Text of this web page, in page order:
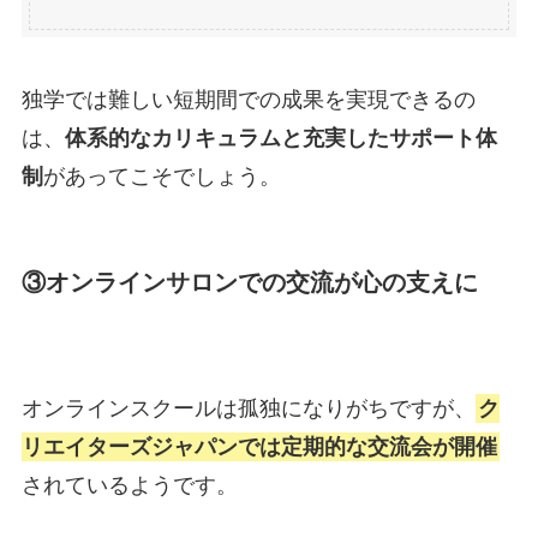
独学では難しい短期間での成果を実現できるの
は、 体系的なカリキュラムと充実したサポート体
制 があってこそでしょう。
③オンラインサロンでの交流が心の支えに
オンラインスクールは孤独になりがちですが、
ク
リエイターズジャパンでは定期的な交流会が開催
されているようです。